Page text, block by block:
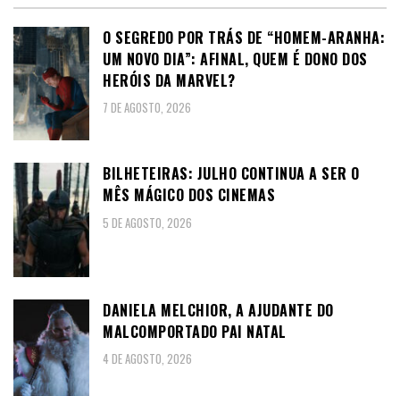
O SEGREDO POR TRÁS DE “HOMEM-ARANHA:
UM NOVO DIA”: AFINAL, QUEM É DONO DOS
HERÓIS DA MARVEL?
7 DE AGOSTO, 2026
BILHETEIRAS: JULHO CONTINUA A SER O
MÊS MÁGICO DOS CINEMAS
5 DE AGOSTO, 2026
DANIELA MELCHIOR, A AJUDANTE DO
MALCOMPORTADO PAI NATAL
4 DE AGOSTO, 2026